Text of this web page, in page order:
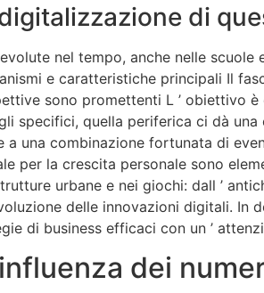
di
nel tempo, anche nelle scuole
e caratteristiche principali Il
sono promettenti L ’ obiettivo
specifici, quella periferica ci dà
a una combinazione fortunata di
per la crescita personale sono
urbane e nei giochi: dall ’
delle innovazioni digitali. In
di business efficaci con un ’
influenza dei